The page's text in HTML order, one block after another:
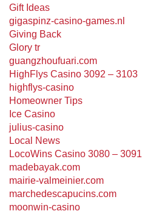
Gift Ideas
gigaspinz-casino-games.nl
Giving Back
Glory tr
guangzhoufuari.com
HighFlys Casino 3092 – 3103
highflys-casino
Homeowner Tips
Ice Casino
julius-casino
Local News
LocoWins Casino 3080 – 3091
madebayak.com
mairie-valmeinier.com
marchedescapucins.com
moonwin-casino